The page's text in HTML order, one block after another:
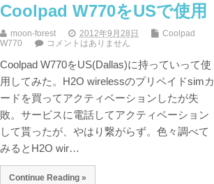
Coolpad W770をUSで使用
moon-forest 2012年9月28日
Coolpad
W770
コメントはありません
Coolpad W770をUS(Dallas)に持っていって使
用してみた。H2O wirelessのプリペイドsimカ
ードを買ってアクティベーションしたが失
敗。サービスに電話してアクティベーション
して貰ったが、やはり繋がらず。色々調べて
みるとH2O wir…
Continue Reading »